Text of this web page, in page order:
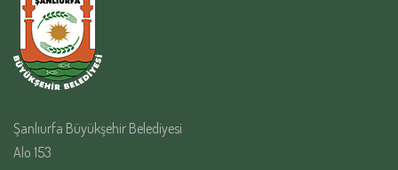
Şanlıurfa Büyükşehir Belediyesi
Alo 153